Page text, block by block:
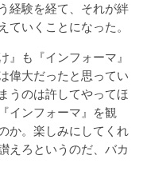
経験を経て、それが絆
ていくことになった。
も『インフォーマ』
偉大だったと思ってい
うのは許してやってほ
インフォーマ』を観
か。楽しみにしてくれ
えろというのだ、バカ